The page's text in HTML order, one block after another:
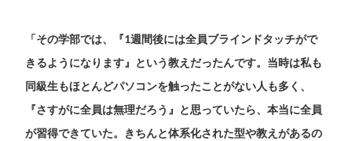
「その学部では、『1週間後には全員ブラインドタッチがで
きるようになります』という教えだったんです。当時は私も
同級生もほとんどパソコンを触ったことがない人も多く、
『さすがに全員は無理だろう』と思っていたら、本当に全員
が習得できていた。きちんと体系化された型や教えがあるの